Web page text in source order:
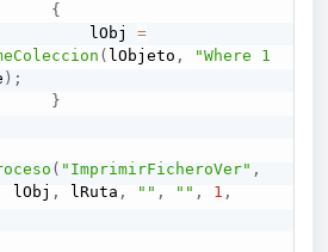
{
                    lObj
=
( lObjeto ,
"Where 1
) ;
}
( "ImprimirFicheroVer" ,
lObj , lRuta , "" , "" , 1 ,